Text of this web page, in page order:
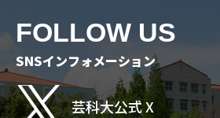
FOLLOW US
SNSインフォメーション
芸科大公式 X